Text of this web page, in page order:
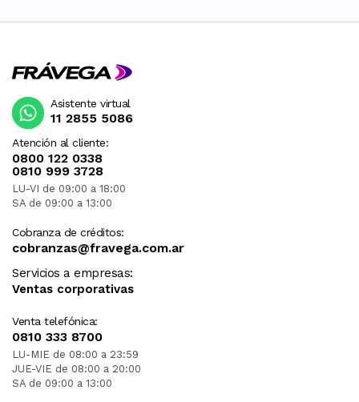
Atención al cliente:
0800 122 0338
0810 999 3728
LU-VI de 09:00 a 18:00
SA de 09:00 a 13:00
Cobranza de créditos:
cobranzas@fravega.com.ar
Servicios a empresas:
Ventas corporativas
Venta telefónica:
0810 333 8700
LU-MIE de 08:00 a 23:59
JUE-VIE de 08:00 a 20:00
SA de 09:00 a 13:00
Asistente virtual
11 2855 5086